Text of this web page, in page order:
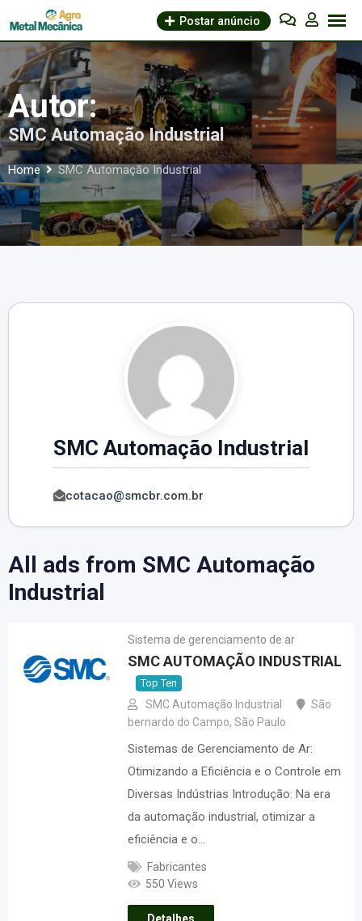
to
content
Postar anúncio
Autor:
SMC Automação Industrial
Home SMC Automação Industrial
SMC Automação Industrial
cotacao@smcbr.com.br
All ads from SMC Automação
Industrial
Sistema de gerenciamento de ar
SMC AUTOMAÇÃO INDUSTRIAL
Top Ten
SMC Automação Industrial
São
bernardo do Campo, São Paulo
Sistemas de Gerenciamento de Ar:
Otimizando a Eficiência e o Controle em
Diversas Indústrias Introdução: Na era
da automação industrial, otimizar a
eficiência e o…
Fabricantes
550 Views